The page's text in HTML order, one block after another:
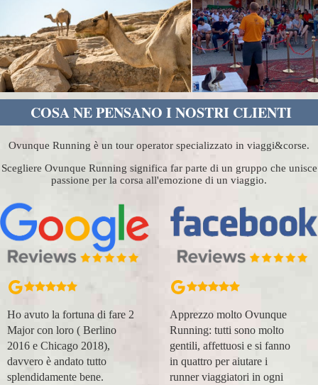
COSA NE PENSANO I NOSTRI CLIENTI
Ovunque Running è un tour operator specializzato in viaggi&corse.
Scegliere Ovunque Running significa far parte di un gruppo che unisce
passione per la corsa all'emozione di un viaggio.
Apprezzo molto Ovunque
Running: tutti sono molto
gentili, affettuosi e si fanno
in quattro per aiutare i
runner viaggiatori in ogni
Organizzazione perfetta,
accompagnatori super
(Massimo e Anna). Prima
esperienza con voi molto
positiva! Alla prossima e